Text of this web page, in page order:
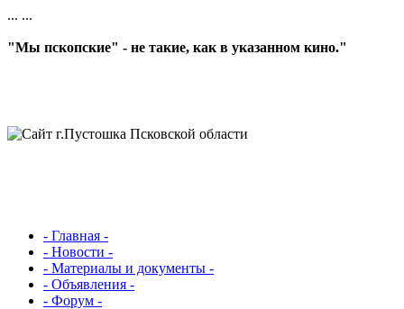
... ...
"Мы пскопские" - не такие, как в указанном кино."
- Главная -
- Новости -
- Материалы и документы -
- Объявления -
- Форум -